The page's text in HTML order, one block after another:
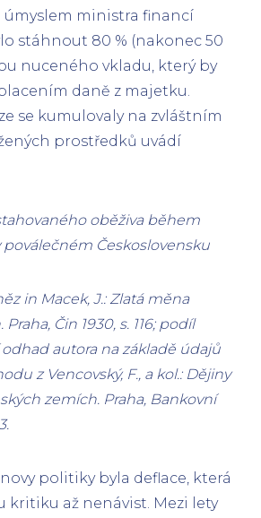
úmyslem ministra financí
stáhnout 80 % (nakonec 50
nuceného vkladu, který by
daně z majetku.
se kumulovaly na zvláštním
prostředků uvádí
oběživa během
Československu
in Macek, J.: Zlatá měna
Čin 1930, s. 116; podíl
autora na základě údajů
z Vencovský, F., a kol.: Dějiny
zemích. Praha, Bankovní
politiky byla deflace, která
kritiku až nenávist. Mezi lety